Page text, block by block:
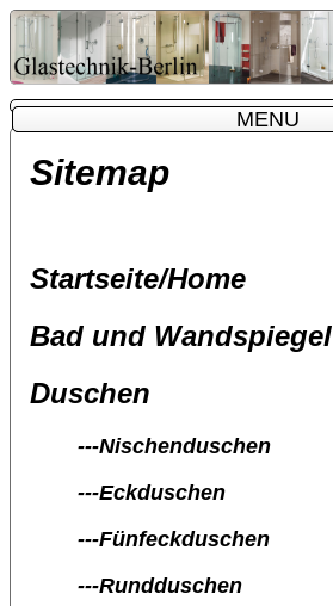
MENU
MENU
Sitemap
Startseite/Home
Bad und Wandspiegel
Duschen
---Nischenduschen
---Eckduschen
---Fünfeckduschen
---Rundduschen